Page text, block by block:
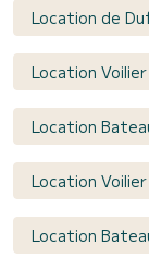
Location de
Location
Location
Location
Location